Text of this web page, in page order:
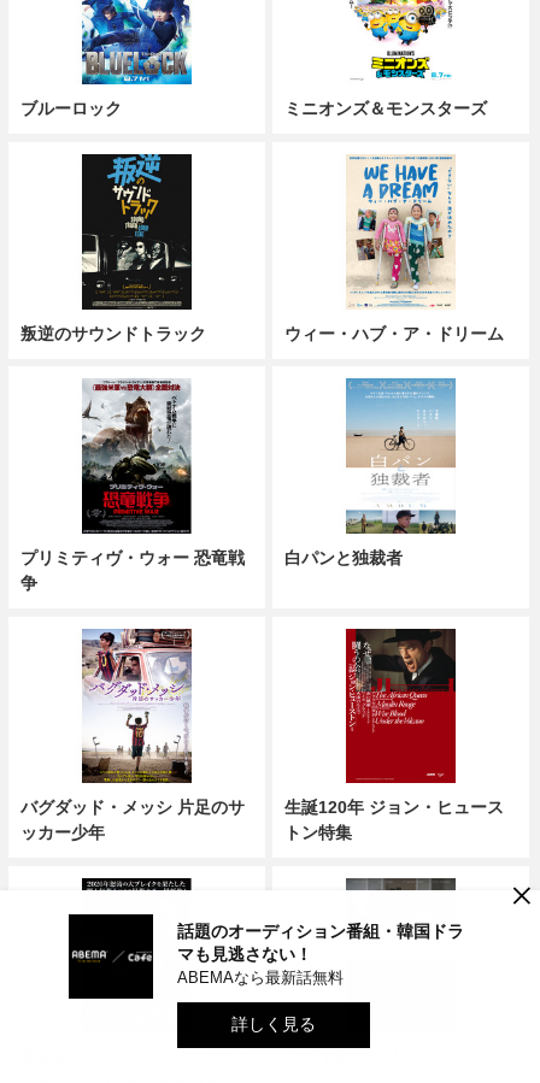
ブルーロック ミニオンズ＆モンスターズ
叛逆のサウンドトラック ウィー・ハブ・ア・ドリーム
プリミティヴ・ウォー 恐竜戦
争
白パンと独裁者
バグダッド・メッシ 片足のサ
ッカー少年
生誕120年 ジョン・ヒュース
トン特集
×
話題のオーディション番組・韓国ドラ
マも見逃さない！
ABEMAなら最新話無料
詳しく見る